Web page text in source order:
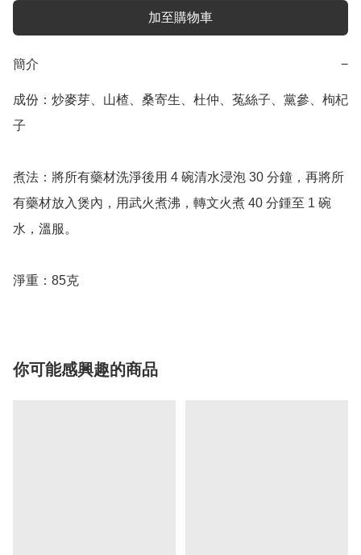
加至購物車
簡介 −
成份：炒麥芽、山楂、桑寄生、杜仲、菟絲子、黨參、枸杞
子
煮法：將所有藥材洗淨後用 4 碗清水浸泡 30 分鐘，再將所
有藥材放入煲內，用武火煮沸，轉文火煮 40 分鍾至 1 碗
水，溫服。
淨重：85克
你可能感興趣的商品